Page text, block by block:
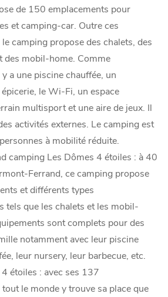
de 150 emplacements pour
et camping-car. Outre ces
camping propose des chalets, des
des mobil-home. Comme
a une piscine chauffée, un
le Wi-Fi, un espace
multisport et une aire de jeux. Il
activités externes. Le camping est
à mobilité réduite.
camping Les Dômes 4 étoiles : à 40
Ferrand, ce camping propose
et différents types
tels que les chalets et les mobil-
sont complets pour des
notamment avec leur piscine
leur nursery, leur barbecue, etc.
étoiles : avec ses 137
le monde y trouve sa place que